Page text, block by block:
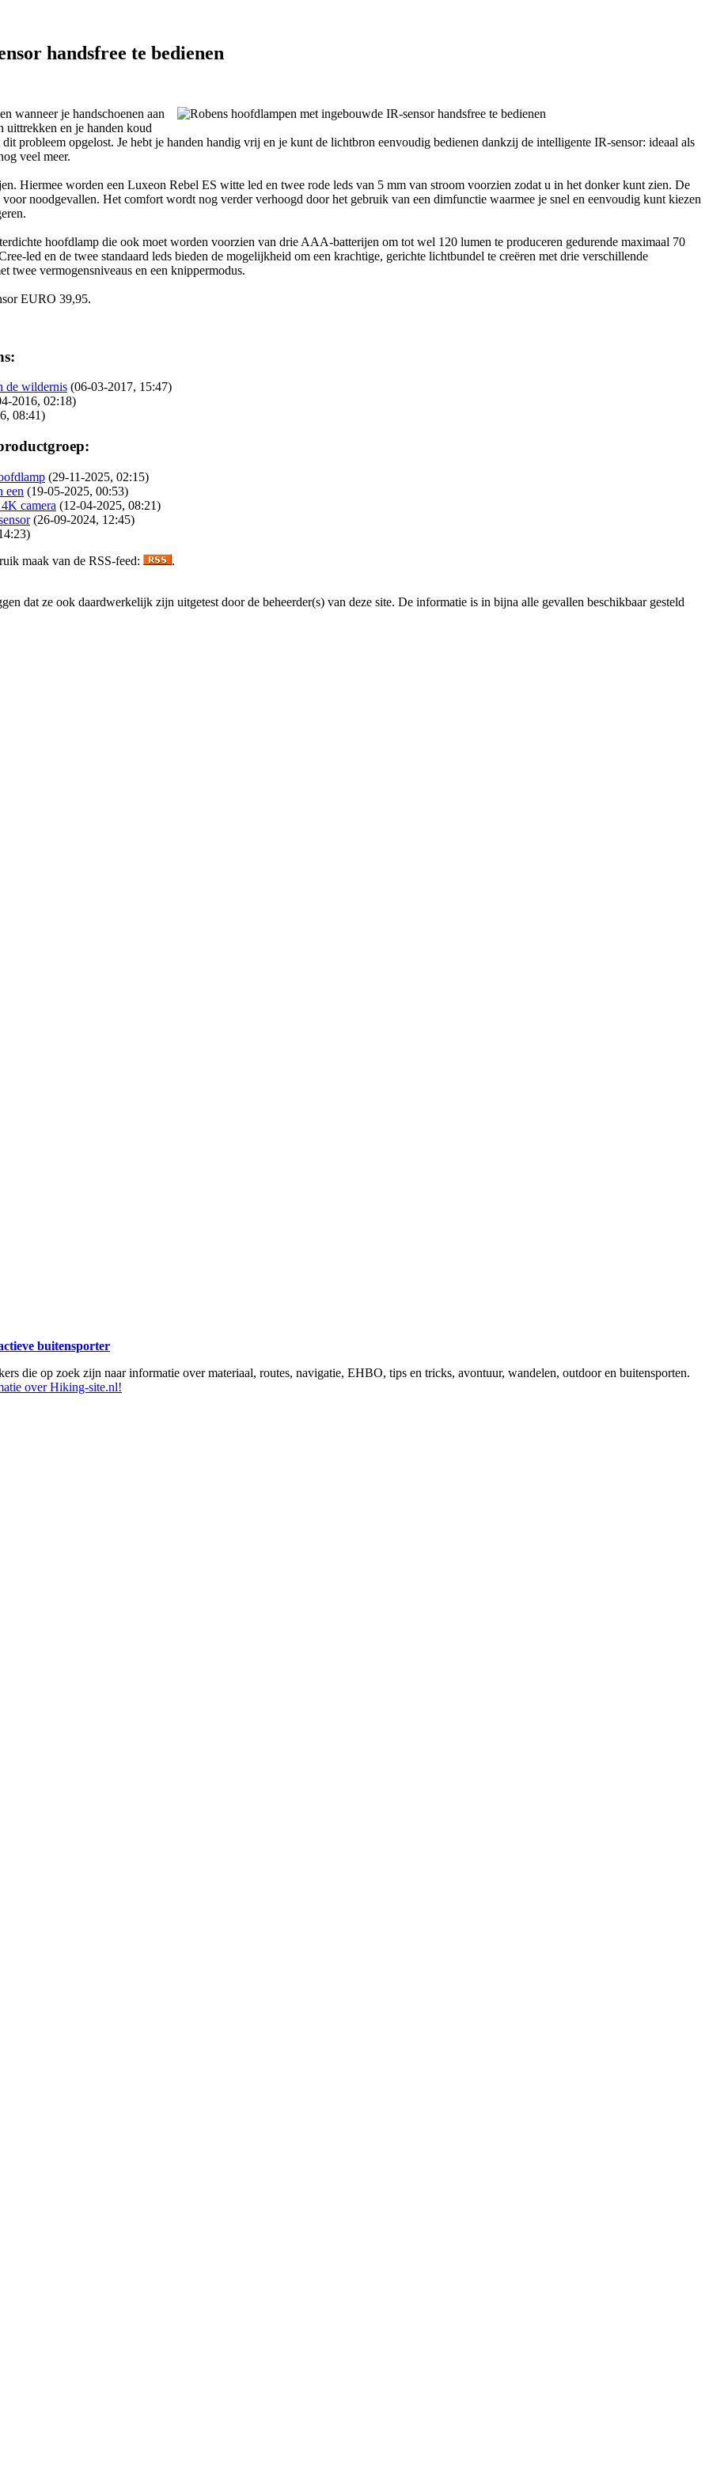
handsfree te bedienen
wanneer je handschoenen aan
uittrekken en je handen koud
probleem opgelost. Je hebt je handen handig vrij en je kunt de lichtbron eenvoudig bedienen dankzij de intelligente IR-sensor: ideaal als
veel meer.
Hiermee worden een Luxeon Rebel ES witte led en twee rode leds van 5 mm van stroom voorzien zodat u in het donker kunt zien. De
noodgevallen. Het comfort wordt nog verder verhoogd door het gebruik van een dimfunctie waarmee je snel en eenvoudig kunt kiezen
hoofdlamp die ook moet worden voorzien van drie AAA-batterijen om tot wel 120 lumen te produceren gedurende maximaal 70
led en de twee standaard leds bieden de mogelijkheid om een krachtige, gerichte lichtbundel te creëren met drie verschillende
twee vermogensniveaus en een knippermodus.
EURO 39,95.
de wildernis (06-03-2017, 15:47)
2016, 02:18)
08:41)
(29-11-2025, 02:15)
een (19-05-2025, 00:53)
camera (12-04-2025, 08:21)
(26-09-2024, 12:45)
maak van de RSS-feed:
.
dat ze ook daardwerkelijk zijn uitgetest door de beheerder(s) van deze site. De informatie is in bijna alle gevallen beschikbaar gesteld
buitensporter
die op zoek zijn naar informatie over materiaal, routes, navigatie, EHBO, tips en tricks, avontuur, wandelen, outdoor en buitensporten.
over Hiking-site.nl!